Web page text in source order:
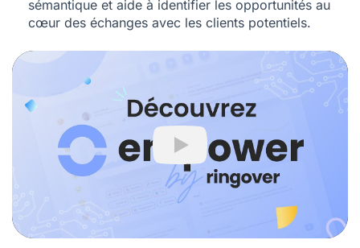
sémantique et aide à identifier les opportunités au
cœur des échanges avec les clients potentiels.
Play